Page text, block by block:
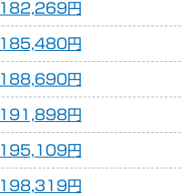
182,269円
185,480円
188,690円
191,898円
195,109円
198,319円